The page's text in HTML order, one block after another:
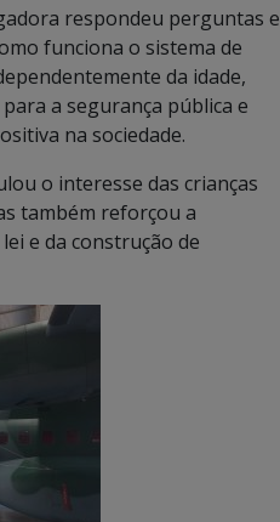
respondeu perguntas e
funciona o sistema de
da idade,
a segurança pública e
na sociedade.
o interesse das crianças
também reforçou a
e da construção de